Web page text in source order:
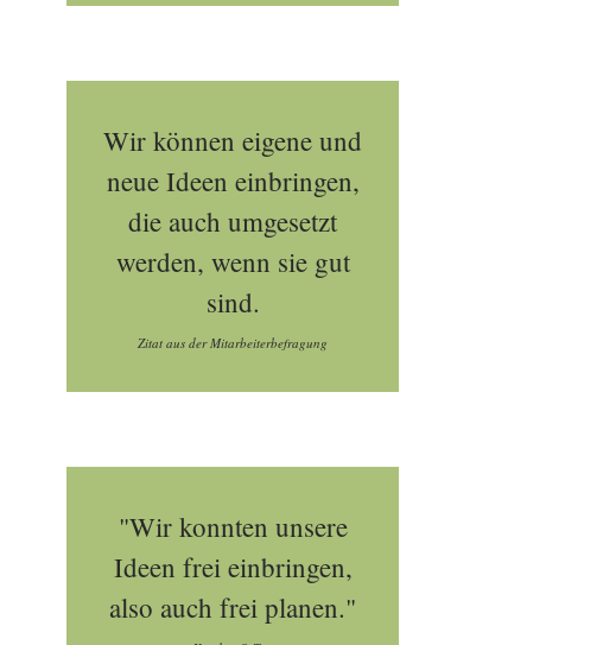
Wir können eigene und
neue Ideen einbringen,
die auch umgesetzt
werden, wenn sie gut
sind.
Zitat aus der Mitarbeiterbefragung
"Wir konnten unsere
Ideen frei einbringen,
also auch frei planen."